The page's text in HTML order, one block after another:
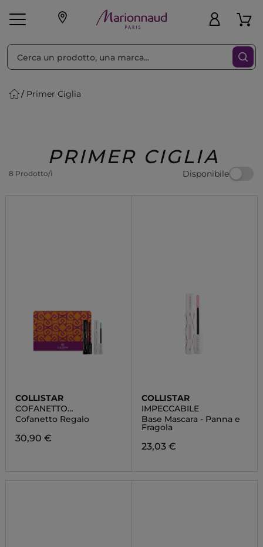
Make-up
Regalo
Primer Ciglia
PRIMER CIGLIA
8 Prodotto/i Disponibile
Ordina per Filtra
COLLISTAR
COFANETTO
IMPECCABILE MASCARA
ULTRA NERO + BASE
MASCARA
Cofanetto Regalo
30,90 €
COLLISTAR
IMPECCABILE
Base Mascara - Panna e
Fragola
23,03 €